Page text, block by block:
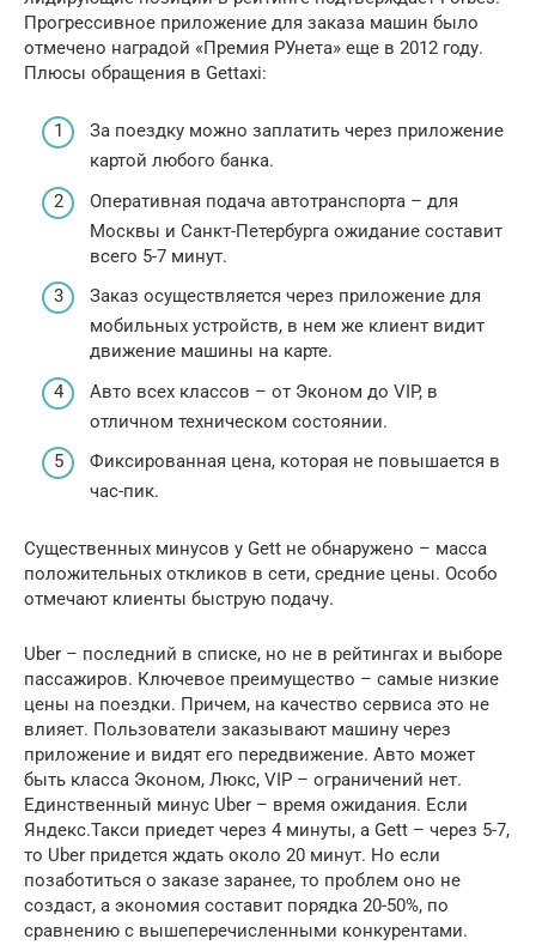
Прогрессивное приложение для заказа машин было
отмечено наградой «Премия РУнета» еще в 2012 году.
Плюсы обращения в Gettaxi:
За поездку можно заплатить через приложение
картой любого банка.
Оперативная подача автотранспорта – для
Москвы и Санкт-Петербурга ожидание составит
всего 5-7 минут.
Заказ осуществляется через приложение для
мобильных устройств, в нем же клиент видит
движение машины на карте.
Авто всех классов – от Эконом до VIP, в
отличном техническом состоянии.
Фиксированная цена, которая не повышается в
час-пик.
Существенных минусов у Gett не обнаружено – масса
положительных откликов в сети, средние цены. Особо
отмечают клиенты быструю подачу.
Uber – последний в списке, но не в рейтингах и выборе
пассажиров. Ключевое преимущество – самые низкие
цены на поездки. Причем, на качество сервиса это не
влияет. Пользователи заказывают машину через
приложение и видят его передвижение. Авто может
быть класса Эконом, Люкс, VIP – ограничений нет.
Единственный минус Uber – время ожидания. Если
Яндекс.Такси приедет через 4 минуты, а Gett – через 5-7,
то Uber придется ждать около 20 минут. Но если
позаботиться о заказе заранее, то проблем оно не
создаст, а экономия составит порядка 20-50%, по
сравнению с вышеперечисленными конкурентами.